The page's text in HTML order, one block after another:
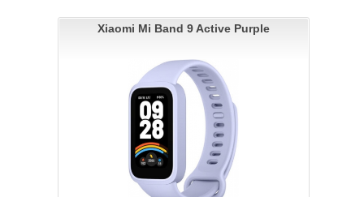
Xiaomi Mi Band 9 Active Purple